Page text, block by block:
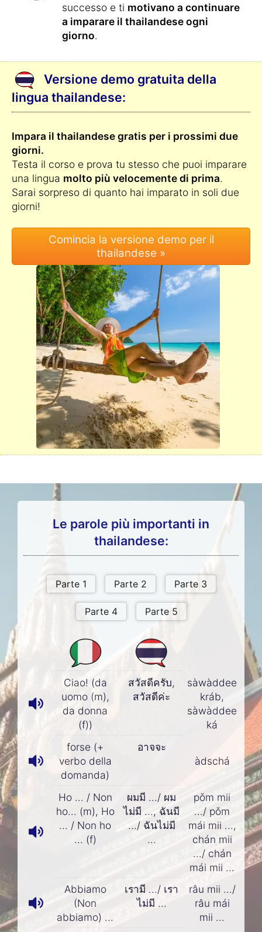
successo e ti motivano a continuare
a imparare il thailandese ogni
giorno.
Versione demo gratuita della
lingua thailandese:
Impara il thailandese gratis per i prossimi due
giorni.
Testa il corso e prova tu stesso che puoi imparare
una lingua molto più velocemente di prima.
Sarai sorpreso di quanto hai imparato in soli due
giorni!
Le parole più importanti in
thailandese:
Ciao! (da
uomo (m),
da donna
(f))
สวัสดีครับ,
สวัสดีค่ะ
sàwàddee
kráb,
sàwàddee
ká
forse (+
verbo della
domanda)
อาจจะ
àdschá
Ho ... / Non
ho... (m), Ho
... / Non ho
... (f)
ผมมี .../ ผม
ไม่มี ..., ฉันมี
.../ ฉันไม่มี
...
pǒm mii
.../ pǒm
mái mii ...,
chán mii
.../ chán
mái mii ...
Abbiamo
(Non
abbiamo) ...
เรามี .../ เรา
ไม่มี ...
râu mii .../
râu mái
mii ...